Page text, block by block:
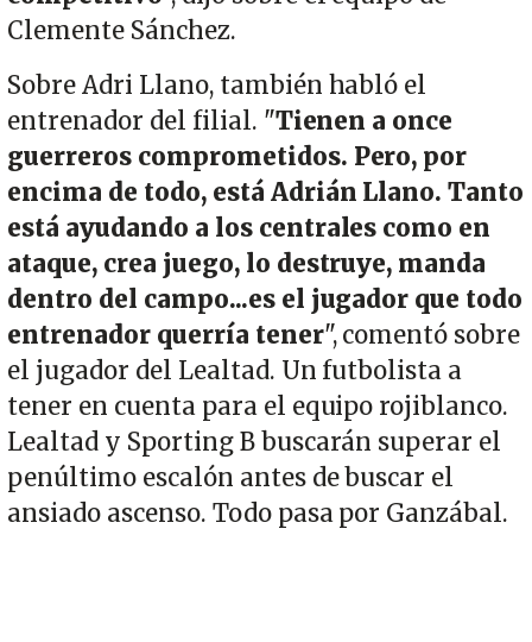
Clemente Sánchez.
Sobre Adri Llano, también habló el
entrenador del filial. "Tienen a once
guerreros comprometidos. Pero, por
encima de todo, está Adrián Llano. Tanto
está ayudando a los centrales como en
ataque, crea juego, lo destruye, manda
dentro del campo...es el jugador que todo
entrenador querría tener", comentó sobre
el jugador del Lealtad. Un futbolista a
tener en cuenta para el equipo rojiblanco.
Lealtad y Sporting B buscarán superar el
penúltimo escalón antes de buscar el
ansiado ascenso. Todo pasa por Ganzábal.